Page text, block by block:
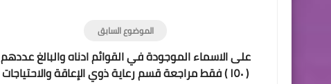
الموضوع السابق
على الاسماء الموجودة في القوائم ادناه والبالغ عددهم
( ١٥٠ ) فقط مراجعة قسم رعاية ذوي الإعاقة والاحتياجات